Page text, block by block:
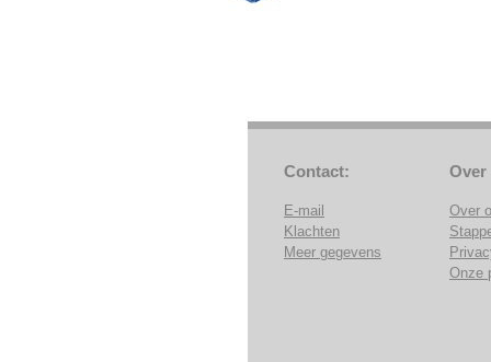
Contact:
E-mail
Klachten
Meer gegevens
Over
Over
Onze